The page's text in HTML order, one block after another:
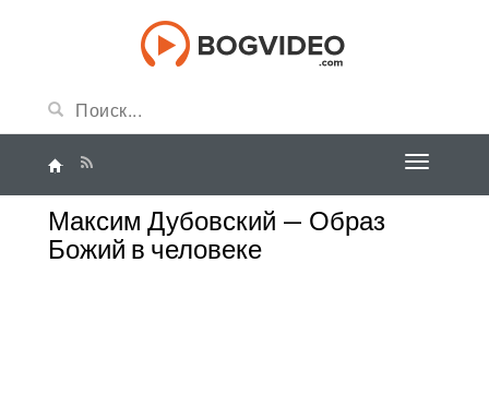
Максим Дубовский — Образ
Божий в человеке